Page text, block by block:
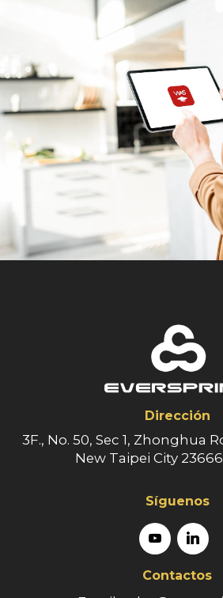
Dirección
3F., No. 50, Sec 1, Zhonghua
New Taipei City
Síguenos
Contactos